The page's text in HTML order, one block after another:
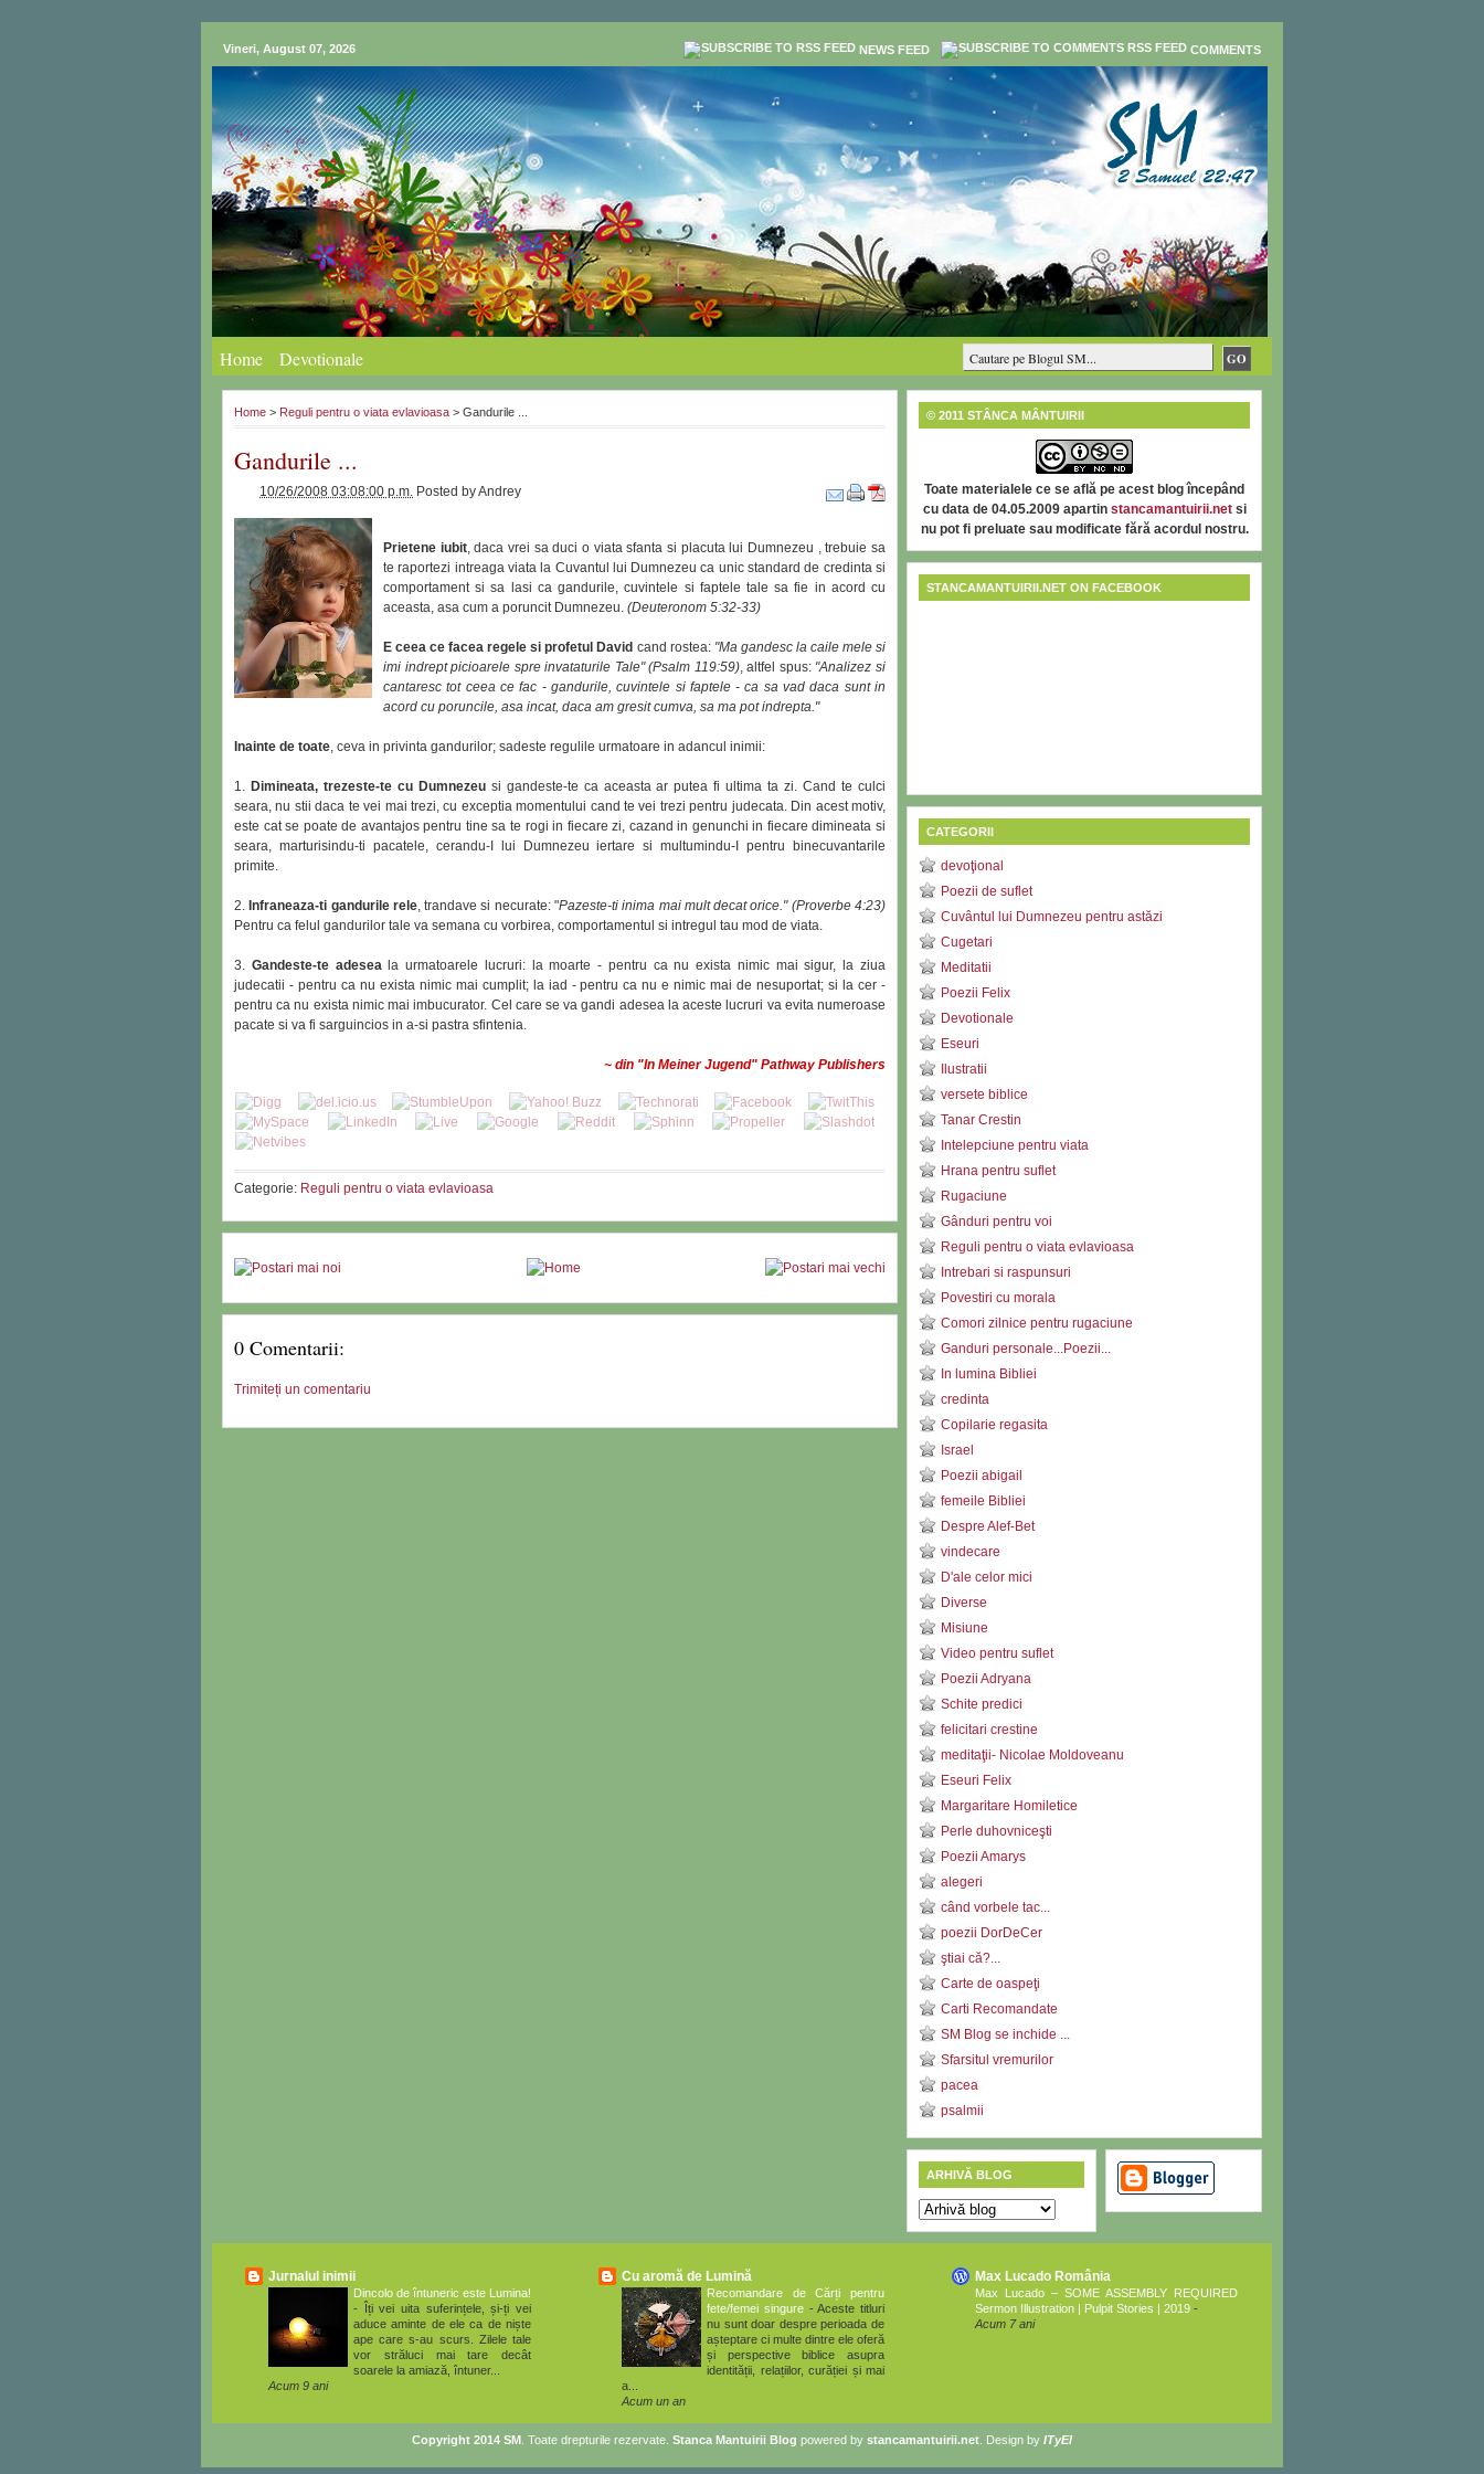
Vineri, August 07, 2026 NEWS FEED COMMENTS
Home Devotionale
Home > Reguli pentru o viata evlavioasa > Gandurile ...
Gandurile ...
10/26/2008 03:08:00 p.m. Posted byAndrey
Prietene iubit, daca vrei sa duci o viata sfanta si placuta lui Dumnezeu , trebuie sa
te raportezi intreaga viata la Cuvantul lui Dumnezeu ca unic standard de credinta si
comportament si sa lasi ca gandurile, cuvintele si faptele tale sa fie in acord cu
aceasta, asa cum a poruncit Dumnezeu. (Deuteronom 5:32-33)
E ceea ce facea regele si profetul David cand rostea: "Ma gandesc la caile mele si
imi indrept picioarele spre invataturile Tale" (Psalm 119:59), altfel spus: "Analizez si
cantaresc tot ceea ce fac - gandurile, cuvintele si faptele - ca sa vad daca sunt in
acord cu poruncile, asa incat, daca am gresit cumva, sa ma pot indrepta."
Inainte de toate, ceva in privinta gandurilor; sadeste regulile urmatoare in adancul inimii:
1. Dimineata, trezeste-te cu Dumnezeusi gandeste-te ca aceasta ar putea fi ultima ta zi. Cand te culci
seara, nu stii daca te vei mai trezi, cu exceptia momentului cand te vei trezi pentru judecata. Din acest motiv,
este cat se poate de avantajos pentru tine sa te rogi in fiecare zi, cazand in genunchi in fiecare dimineata si
seara, marturisindu-ti pacatele, cerandu-I lui Dumnezeu iertare si multumindu-I pentru binecuvantarile
primite.
2. Infraneaza-ti gandurile rele, trandave si necurate: "Pazeste-ti inima mai mult decat orice." (Proverbe 4:23)
Pentru ca felul gandurilor tale va semana cu vorbirea, comportamentul si intregul tau mod de viata.
3. Gandeste-te adeseala urmatoarele lucruri: la moarte - pentru ca nu exista nimic mai sigur, la ziua
judecatii - pentru ca nu exista nimic mai cumplit; la iad - pentru ca nu e nimic mai de nesuportat; si la cer -
pentru ca nu exista nimic mai imbucurator. Cel care se va gandi adesea la aceste lucruri va evita numeroase
pacate si va fi sarguincios in a-si pastra sfintenia.
~ din "In Meiner Jugend" Pathway Publishers
Categorie: Reguli pentru o viata evlavioasa
0 Comentarii:
Trimiteți un comentariu
© 2011 STÂNCA MÂNTUIRII
Toate materialele ce se află pe acest blog începând
cu data de 04.05.2009 apartin stancamantuirii.netsi
nu pot fi preluate sau modificate fără acordul nostru.
STANCAMANTUIRII.NET ON FACEBOOK
CATEGORII
devoţional
Poezii de suflet
Cuvântul lui Dumnezeu pentru astăzi
Cugetari
Meditatii
Poezii Felix
Devotionale
Eseuri
Ilustratii
versete biblice
Tanar Crestin
Intelepciune pentru viata
Hrana pentru suflet
Rugaciune
Gânduri pentru voi
Reguli pentru o viata evlavioasa
Intrebari si raspunsuri
Povestiri cu morala
Comori zilnice pentru rugaciune
Ganduri personale...Poezii...
In lumina Bibliei
credinta
Copilarie regasita
Israel
Poezii abigail
femeile Bibliei
Despre Alef-Bet
vindecare
D'ale celor mici
Diverse
Misiune
Video pentru suflet
Poezii Adryana
Schite predici
felicitari crestine
meditaţii- Nicolae Moldoveanu
Eseuri Felix
Margaritare Homiletice
Perle duhovniceşti
Poezii Amarys
alegeri
când vorbele tac...
poezii DorDeCer
ştiai că?...
Carte de oaspeţi
Carti Recomandate
SM Blog se inchide ...
Sfarsitul vremurilor
pacea
psalmii
ARHIVĂ BLOG
Jurnalul inimii
Dincolo de întuneric este Lumina!
-
Îți vei uita suferințele, și-ți vei
aduce aminte de ele ca de niște
ape care s-au scurs. Zilele tale
vor străluci mai tare decât
soarele la amiază, întuner...
Acum 9 ani
Cu aromă de Lumină
Recomandare de Cărți pentru
fete/femei singure -Aceste titluri
nu sunt doar despre perioada de
așteptare ci multe dintre ele oferă
și perspective biblice asupra
identității, relațiilor, curăției și mai
a...
Acum un an
Max Lucado România
Max Lucado – SOME ASSEMBLY REQUIRED
Sermon Illustration | Pulpit Stories | 2019 -
Acum 7 ani
Copyright 2014 SM . Toate drepturile rezervate. Stanca Mantuirii Blog powered by stancamantuirii.net . Design by ITyEl